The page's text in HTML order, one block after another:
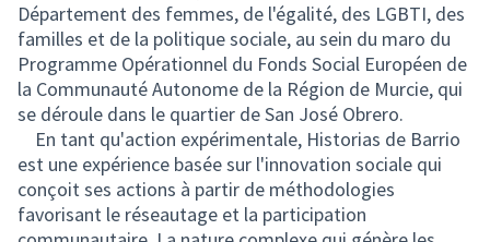
Département des femmes, de l'égalité, des LGBTI, des
familles et de la politique sociale, au sein du maro du
Programme Opérationnel du Fonds Social Européen de
la Communauté Autonome de la Région de Murcie, qui
se déroule dans le quartier de San José Obrero.
En tant qu'action expérimentale, Historias de Barrio
est une expérience basée sur l'innovation sociale qui
conçoit ses actions à partir de méthodologies
favorisant le réseautage et la participation